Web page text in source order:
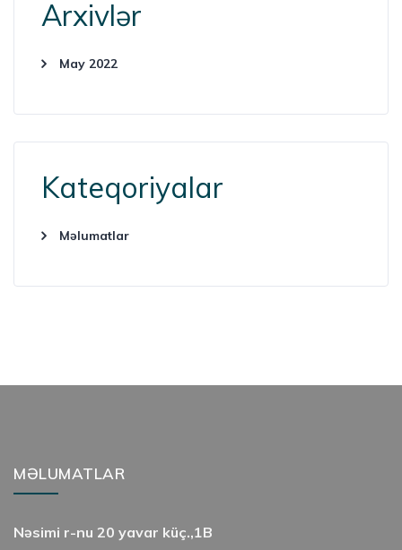
Arxivlər
May 2022
Kateqoriyalar
Məlumatlar
MƏLUMATLAR
Nəsimi r-nu 20 yavar küç.,1B